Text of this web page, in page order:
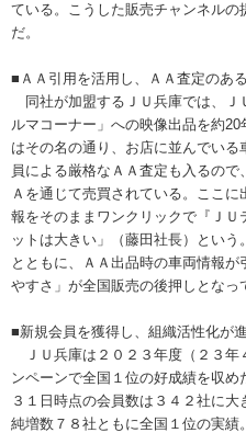
ている。こうした販売チャンネルの
だ。
■ＡＡ引用を活用し、ＡＡ査定のあ
同社が加盟するＪＵ兵庫では、Ｊ
ルマコーナー」への映像出品を約
はその名の通り、お店に並んでい
員による厳格なＡＡ査定も入るの
Ａを通じて売買されている。ここ
報をそのままワンクリックで『ＪＵ
ットは大きい」（藤田社長）とい
とともに、ＡＡ出品時の車両情報
やすさ」が全国販売の後押しとなっ
■新規会員を獲得し、組織活性化が
ＪＵ兵庫は２０２３年度（２３年
ンペーンで全国１位の好成績を収め
３１日時点の会員数は３４２社に大
純増数７８社ともに全国１位の実